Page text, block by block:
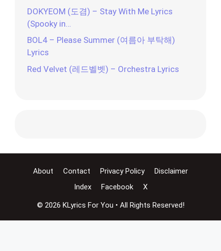
DOKYEOM (도겸) – Stay With Me Lyrics
(Spooky in…
BOL4 – Please Summer (여름아 부탁해)
Lyrics
Red Velvet (레드벨벳) – Orchestra Lyrics
About Contact Privacy Policy
Disclaimer
Index
Facebook X
© 2026 KLyrics For You • All Rights Reserved!